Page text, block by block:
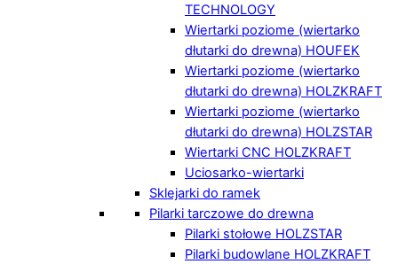
TECHNOLOGY
Wiertarki poziome (wiertarko
dłutarki do drewna) HOUFEK
Wiertarki poziome (wiertarko
dłutarki do drewna) HOLZKRAFT
Wiertarki poziome (wiertarko
dłutarki do drewna) HOLZSTAR
Wiertarki CNC HOLZKRAFT
Uciosarko-wiertarki
Sklejarki do ramek
Pilarki tarczowe do drewna
Pilarki stołowe HOLZSTAR
Pilarki budowlane HOLZKRAFT